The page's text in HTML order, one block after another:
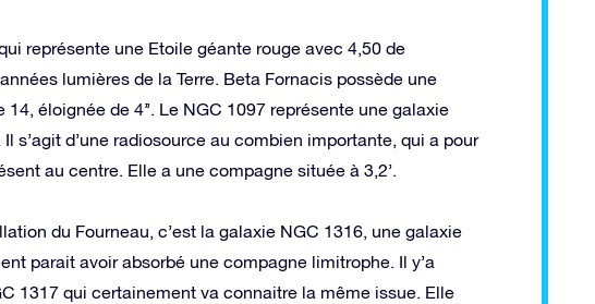
représente une Etoile géante rouge avec 4,50 de
lumières de la Terre. Beta Fornacis possède une
éloignée de 4’’. Le NGC 1097 représente une galaxie
s’agit d’une radiosource au combien importante, qui a pour
au centre. Elle a une compagne située à 3,2’.
du Fourneau, c’est la galaxie NGC 1316, une galaxie
parait avoir absorbé une compagne limitrophe. Il y’a
1317 qui certainement va connaitre la même issue. Elle